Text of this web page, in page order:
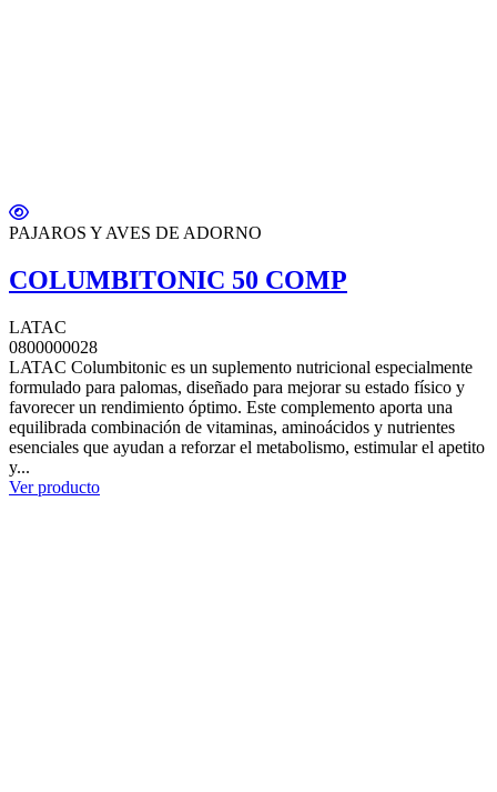
PAJAROS Y AVES DE ADORNO
COLUMBITONIC 50 COMP
LATAC
0800000028
LATAC Columbitonic es un suplemento nutricional especialmente
formulado para palomas, diseñado para mejorar su estado físico y
favorecer un rendimiento óptimo. Este complemento aporta una
equilibrada combinación de vitaminas, aminoácidos y nutrientes
esenciales que ayudan a reforzar el metabolismo, estimular el apetito
y...
Ver producto